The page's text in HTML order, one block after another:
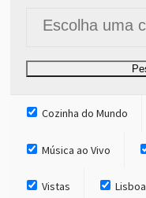
Cozinha do Mundo
Música ao Vivo
Vistas Lisboa